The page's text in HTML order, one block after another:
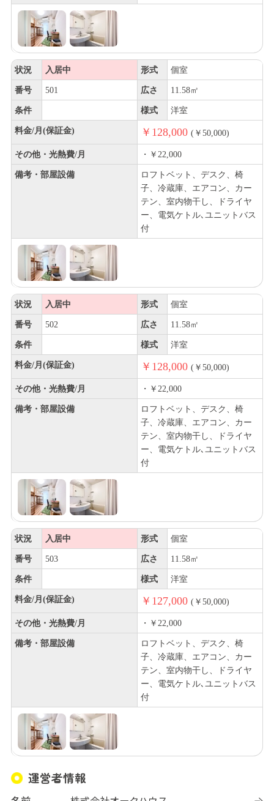
状況 入居中 形式 個室
番号 501 広さ 11.58㎡
条件 様式 洋室
料金/月(保証金) ￥128,000 (￥50,000)
その他・光熱費/月 ・￥22,000
備考・部屋設備
ロフトベット、デスク、椅
子、冷蔵庫、エアコン、カー
テン、室内物干し、ドライヤ
ー、電気ケトル､ユニットバス
付
状況 入居中 形式 個室
番号 502 広さ 11.58㎡
条件 様式 洋室
料金/月(保証金) ￥128,000 (￥50,000)
その他・光熱費/月 ・￥22,000
備考・部屋設備
ロフトベット、デスク、椅
子、冷蔵庫、エアコン、カー
テン、室内物干し、ドライヤ
ー、電気ケトル､ユニットバス
付
状況 入居中 形式 個室
番号 503 広さ 11.58㎡
条件 様式 洋室
料金/月(保証金) ￥127,000 (￥50,000)
その他・光熱費/月 ・￥22,000
備考・部屋設備
ロフトベット、デスク、椅
子、冷蔵庫、エアコン、カー
テン、室内物干し、ドライヤ
ー、電気ケトル､ユニットバス
付
運営者情報